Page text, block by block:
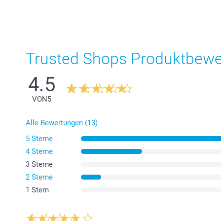
Trusted Shops
4.5
VON5
Alle Bewertungen (13)
5 Sterne
4 Sterne
3 Sterne
2 Sterne
1 Stern